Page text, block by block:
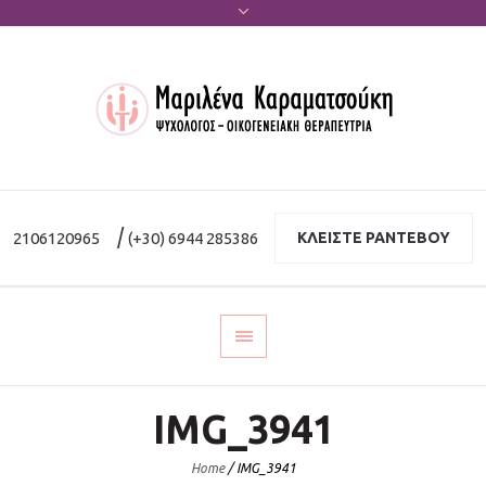
2106120965 |(+30) 6944 285386 ΚΛΕΙΣΤΕ ΡΑΝΤΕΒΟΥ
IMG_3941
Home / IMG_3941